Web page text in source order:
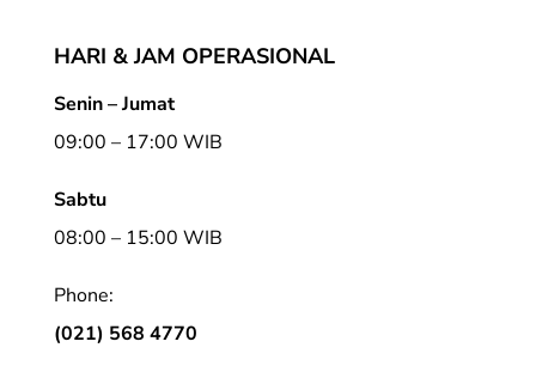
HARI & JAM OPERASIONAL
Senin – Jumat
09:00 – 17:00 WIB
Sabtu
08:00 – 15:00 WIB
Phone:
(021) 568 4770